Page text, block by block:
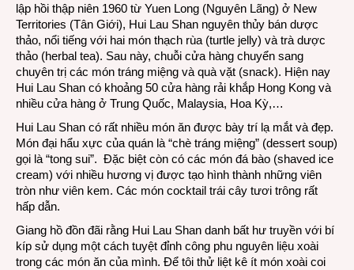
lập hồi thập niên 1960 từ Yuen Long (Nguyên Lãng) ở New
Territories (Tân Giới), Hui Lau Shan nguyên thủy bán dược
thảo, nổi tiếng với hai món thạch rùa (turtle jelly) và trà dược
thảo (herbal tea). Sau này, chuỗi cửa hàng chuyển sang
chuyên trị các món tráng miệng và quà vặt (snack). Hiện nay
Hui Lau Shan có khoảng 50 cửa hàng rải khắp Hong Kong và
nhiều cửa hàng ở Trung Quốc, Malaysia, Hoa Kỳ,…
Hui Lau Shan có rất nhiều món ăn được bày trí lạ mắt và đẹp.
Món đại hẩu xực của quán là “chè tráng miệng” (dessert soup)
gọi là “tong sui”. Đặc biệt còn có các món đá bào (shaved ice
cream) với nhiều hương vị được tạo hình thành những viên
tròn như viên kem. Các món cocktail trái cây tươi trông rất
hấp dẫn.
Giang hồ đồn đãi rằng Hui Lau Shan danh bất hư truyền với bí
kíp sử dụng một cách tuyệt đỉnh công phu nguyên liệu xoài
trong các món ăn của mình. Để tôi thử liệt kê ít món xoài coi